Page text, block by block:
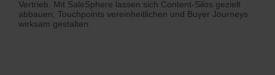
Vertrieb. Mit SaleSphere lassen sich Content-Silos gezielt
abbauen, Touchpoints vereinheitlichen und Buyer Journeys
wirksam gestalten.